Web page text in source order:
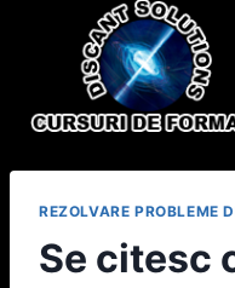
REZOLVARE PROBLEME
Se citesc